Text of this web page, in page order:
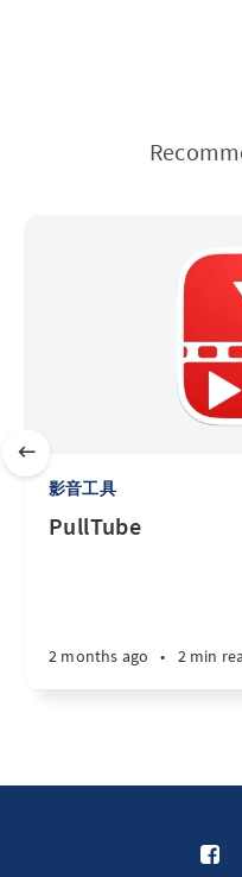
影音工具
PullTube
2 months ago • 2 min